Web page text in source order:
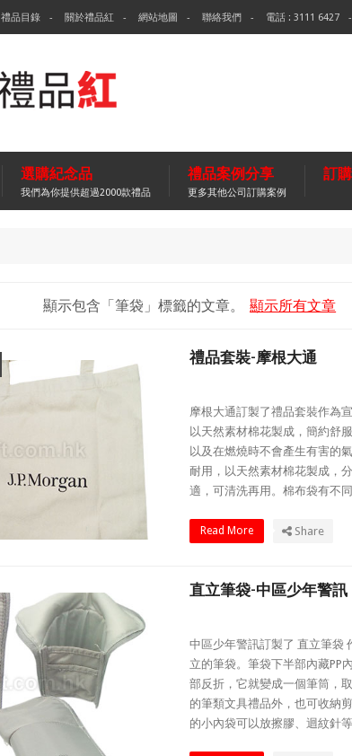
禮品目錄 關於禮品紅 網站地圖 聯絡我們 電話 : 3111 6427
選購紀念品
我們為你提供超過2000款禮品
禮品案例分享
更多其他公司訂購案例
訂
顯示包含「筆袋」 標籤的文章。 顯示所有文章
禮品套裝-摩根大通
摩根大通訂製了禮品套裝作為
以天然素材棉花製成，簡約舒
以及在燃燒時不會產生有害的
耐用，以天然素材棉花製成，
適，可清洗再用。棉布袋有不
Read More Share
直立筆袋-中區少年警訊
中區少年警訊訂製了 直立筆袋
立的筆袋。筆袋下半部內藏PP
部反折，它就變成一個筆筒，
的筆類文具禮品外，也可收納
的小內袋可以放擦膠、迴紋針